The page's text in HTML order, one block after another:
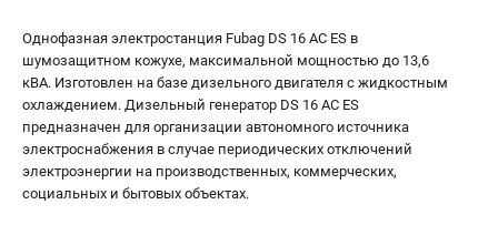
Однофазная электростанция Fubag DS 16 AC ES в
шумозащитном кожухе, максимальной мощностью до 13,6
кВА. Изготовлен на базе дизельного двигателя с жидкостным
охлаждением. Дизельный генератор DS 16 AC ES
предназначен для организации автономного источника
электроснабжения в случае периодических отключений
электроэнергии на производственных, коммерческих,
социальных и бытовых объектах.